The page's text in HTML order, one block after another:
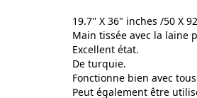
19.7'' X 36" inches /50 X
Main tissée avec la laine
Excellent état.
De turquie.
Fonctionne bien avec
Peut également être